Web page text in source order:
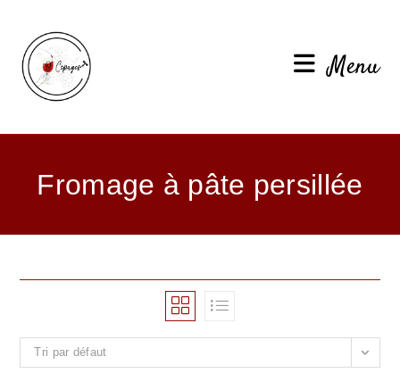
Menu
Fromage à pâte persillée
Tri par défaut